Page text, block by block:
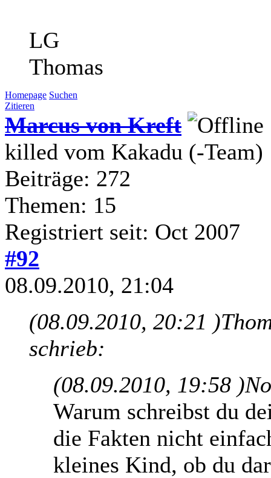
LG
Thomas
Homepage Suchen
Zitieren
Marcus von Kreft
killed vom Kakadu (-Team)
Beiträge: 272
Themen: 15
Registriert seit: Oct 2007
#92
08.09.2010, 21:04
(08.09.2010, 20:21 )
schrieb:
(08.09.2010, 19:58 )
Warum schreibst du
die Fakten nicht
kleines Kind, ob du